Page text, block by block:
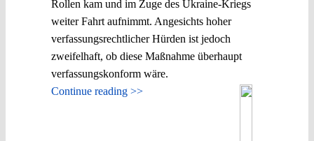
Rollen kam und im Zuge des Ukraine-Kriegs
weiter Fahrt aufnimmt. Angesichts hoher
verfassungsrechtlicher Hürden ist jedoch
zweifelhaft, ob diese Maßnahme überhaupt
verfassungskonform wäre.
Continue reading >>